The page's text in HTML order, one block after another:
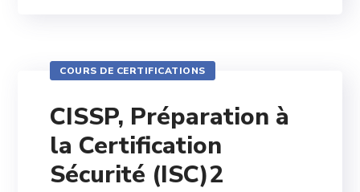
COURS DE CERTIFICATIONS
CISSP, Préparation à
la Certification
Sécurité (ISC)2